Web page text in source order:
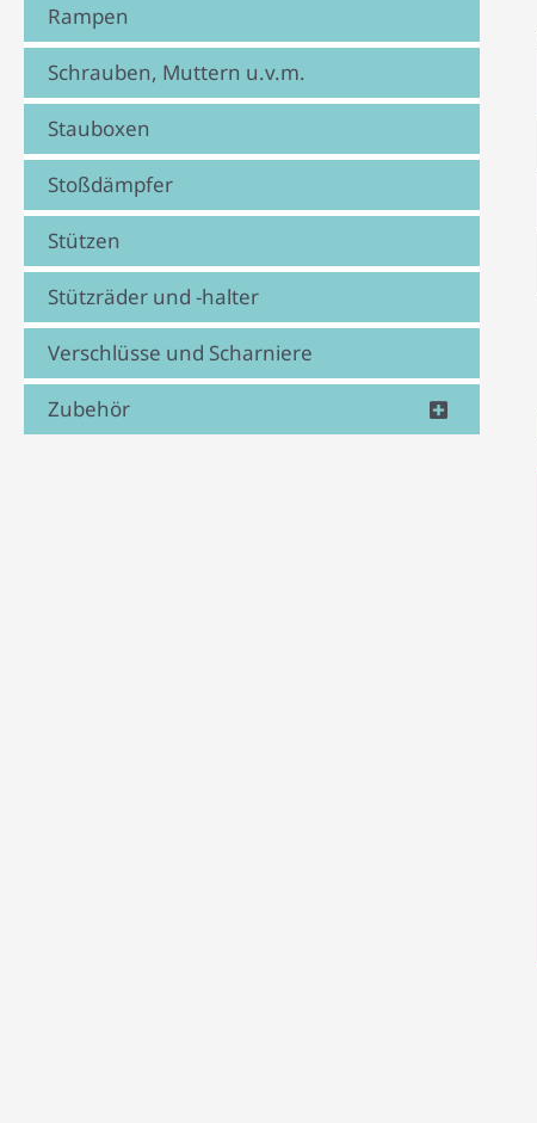
Rampen
Schrauben, Muttern u.v.m.
Stauboxen
Stoßdämpfer
Stützen
Stützräder und -halter
Verschlüsse und Scharniere
Zubehör